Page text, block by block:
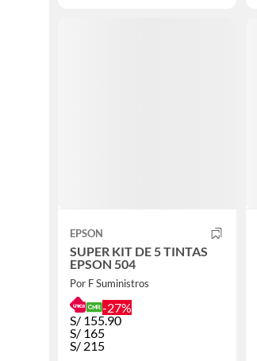
EPSON
SUPER KIT DE 5 TINTAS
EPSON 504
Por F Suministros
-27%
S/ 155.90
S/ 165
S/ 215